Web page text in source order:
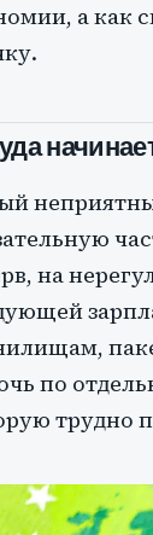
а как
на
по
трудно